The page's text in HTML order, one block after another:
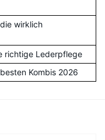
wirklich
richtige Lederpflege
Kombis 2026